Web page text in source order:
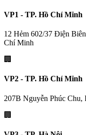
VP1 - TP. Hồ Chí Minh
12 Hẻm 602/37 Điện
Chí Minh
🏢
VP2 - TP. Hồ Chí Minh
207B Nguyễn Phúc Chu,
🏢